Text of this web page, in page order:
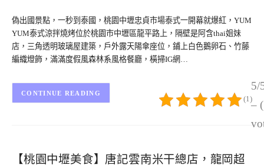
偽出國景點，一秒到泰國，桃園中壢忠貞市場泰式一開幕就爆紅，YUM
YUM泰式涼拌燒烤位於桃園市中壢區龍平路上，隔壁是阿含thai姐妹
店，三角透明玻璃屋建築，戶外露天陽傘座位，鋪上白色鵝卵石、竹藤
編織燈飾，滿滿度假風森林系風格餐廳，橫掃IG網…
5/
–
(1)
CONTINUE READING
【桃園中壢美食】唐記雲南米干總店，龍岡超